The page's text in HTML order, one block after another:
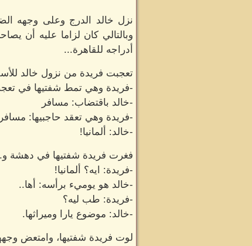
نزل خالد الدرج وعلى وجهه
وبالتالي كان لزاما عليه أن
أدراجه للقاهرة...
تعجبت فريدة من نزول خالد
-فريدة وهي تمط شفتيها في
-خالد باقتضاب: مسافر
-فريدة وهي تعقد حاجبيها:
-خالد: ألمانيا!
فغرت فريدة شفتيها في دهشة
-فريدة: ايه؟ ألمانيا!
-خالد هو يوميء برأسه: أها..
-فريدة: طب ليه؟
-خالد: موضوع يارا وميراثها.
لوت فريدة شفتيها، وامتعض